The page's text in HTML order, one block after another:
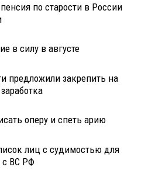
по старости в России
в силу в августе
предложили закрепить на
оперу и спеть арию
лиц с судимостью для
с ВС РФ